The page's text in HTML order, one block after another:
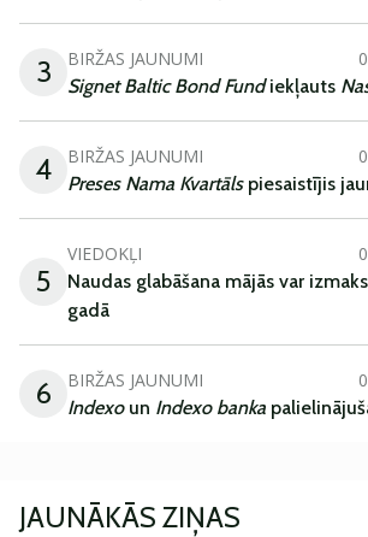
3 BIRŽAS JAUNUMI
Signet Baltic Bond Fundiekļauts
4 BIRŽAS JAUNUMI
Preses Nama Kvartāls piesaistījis
5
VIEDOKĻI
Naudas glabāšana mājās var
gadā
6 BIRŽAS JAUNUMI
Indexoun Indexo banka
JAUNĀKĀS ZIŅAS